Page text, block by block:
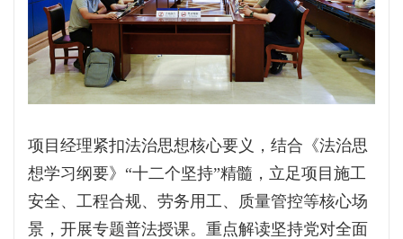
项目经理紧扣法治思想核心要义，结合《法治思
想学习纲要》“十二个坚持”精髓，立足项目施工
安全、工程合规、劳务用工、质量管控等核心场
景，开展专题普法授课。重点解读坚持党对全面